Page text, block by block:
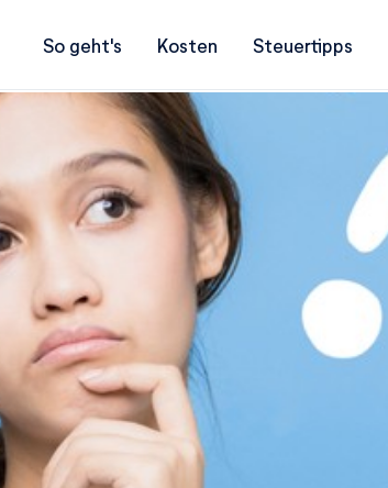
So geht's Kosten Steuertipps